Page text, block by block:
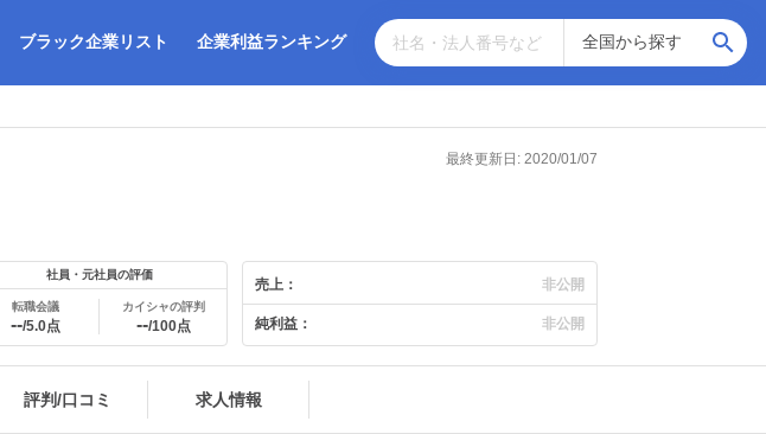
ブラック企業リスト 企業利益ランキング
最終更新日: 2020/01/07
社員・元社員の評価
転職会議
--/5.0点
カイシャの評判
--/100点
売上： 非公開
純利益： 非公開
評判/口コミ 求人情報